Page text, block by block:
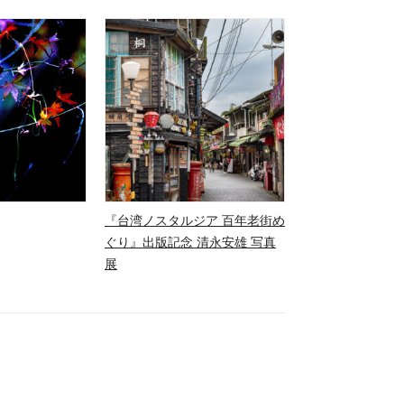
『台湾ノスタルジア 百年老街め
ぐり』出版記念 清永安雄 写真
展